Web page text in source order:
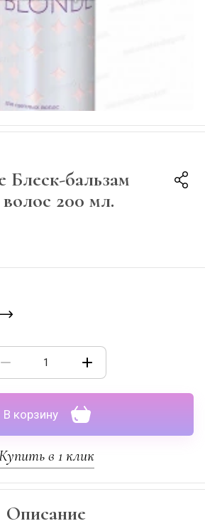
Блеск-бальзам
200 мл.
В корзину
в 1 клик
Описание